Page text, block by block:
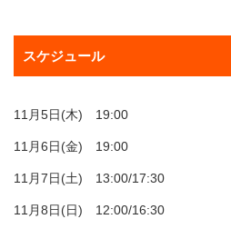
スケジュール
11月5日(木) 19:00
11月6日(金) 19:00
11月7日(土) 13:00/17:30
11月8日(日) 12:00/16:30